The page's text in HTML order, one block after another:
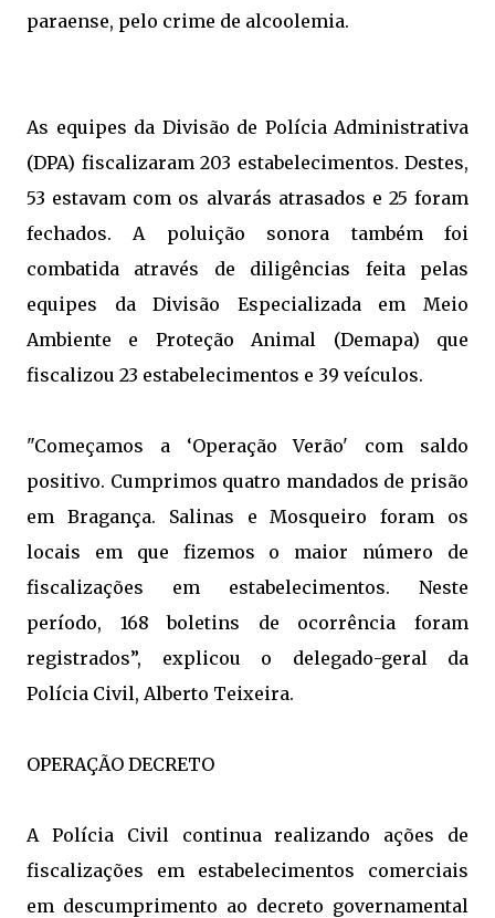
paraense, pelo crime de alcoolemia.
As equipes da Divisão de Polícia Administrativa
(DPA) fiscalizaram 203 estabelecimentos. Destes,
53 estavam com os alvarás atrasados e 25 foram
fechados. A poluição sonora também foi
combatida através de diligências feita pelas
equipes da Divisão Especializada em Meio
Ambiente e Proteção Animal (Demapa) que
fiscalizou 23 estabelecimentos e 39 veículos.
"Começamos a ‘Operação Verão' com saldo
positivo. Cumprimos quatro mandados de prisão
em Bragança. Salinas e Mosqueiro foram os
locais em que fizemos o maior número de
fiscalizações em estabelecimentos. Neste
período, 168 boletins de ocorrência foram
registrados”, explicou o delegado-geral da
Polícia Civil, Alberto Teixeira.
OPERAÇÃO DECRETO
A Polícia Civil continua realizando ações de
fiscalizações em estabelecimentos comerciais
em descumprimento ao decreto governamental